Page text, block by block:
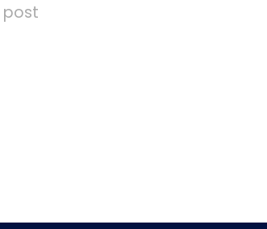
post